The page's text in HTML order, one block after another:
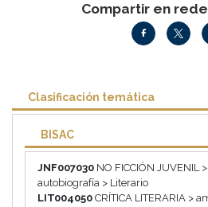
Compartir en
Clasificación temática
BISAC
JNF007030 NO FICCIÓN JUVENIL
autobiografía > Literario
LIT004050 CRÍTICA LITERARIA >